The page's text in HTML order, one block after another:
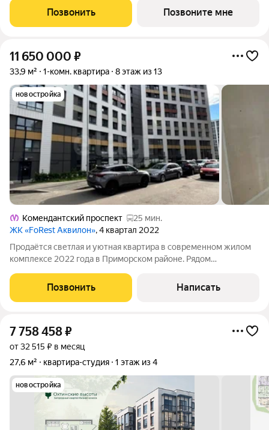
столовой: 27.26 кв.м. Квартира - распашонка, без проходных
комнат, окна выходят
Позвонить Позвоните мне
11 650 000 ₽
33,9 м² 1-комн. квартира 8 этаж из 13
новостройка
Комендантский проспект
25 мин.
ЖК «FoRest Аквилон», 4 квартал 2022
Продаётся светлая и уютная квартира в современном жилом
комплексе 2022 года в Приморском районе. Рядом
до метро «Комендантский проспект» около 30 минут на
общественном транспорте. В
Позвонить Написать
7 758 458₽
от 32 515 ₽ в месяц
27,6 м²
квартира-студия 1 этаж из 4
новостройка